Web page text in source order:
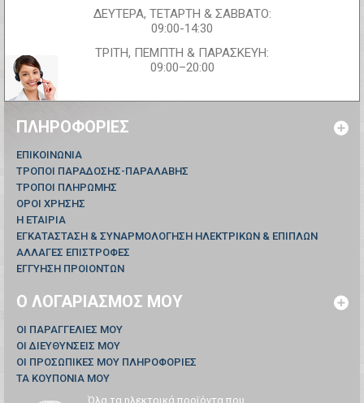
ΔΕΥΤΕΡΑ, ΤΕΤΑΡΤΗ & ΣΑΒΒΑΤΟ:
09:00-14:30
ΤΡΙΤΗ, ΠΕΜΠΤΗ & ΠΑΡΑΣΚΕΥΗ:
09:00–20:00
ΠΛΗΡΟΦΟΡΊΕΣ
ΕΠΙΚΟΙΝΩΝΊΑ
ΤΡΟΠΟΙ ΠΑΡΑΔΟΣΗΣ-ΠΑΡΑΛΑΒΗΣ
ΤΡΟΠΟΙ ΠΛΗΡΩΜΗΣ
ΟΡΟΙ ΧΡΗΣΗΣ
Η ΕΤΑΙΡΙΑ
ΕΓΚΑΤΑΣΤΑΣΗ & ΣΥΝΑΡΜΟΛΟΓΗΣΗ ΗΛΕΚΤΡΙΚΩΝ & ΕΠΙΠΛΩΝ
ΑΛΛΑΓΕΣ ΕΠΙΣΤΡΟΦΕΣ
ΕΓΓΥΗΣΗ ΠΡΟΙΟΝΤΩΝ
Ο ΛΟΓΑΡΙΑΣΜΌΣ ΜΟΥ
ΟΙ ΠΑΡΑΓΓΕΛΊΕΣ ΜΟΥ
ΟΙ ΔΙΕΥΘΎΝΣΕΙΣ ΜΟΥ
ΟΙ ΠΡΟΣΩΠΙΚΈΣ ΜΟΥ ΠΛΗΡΟΦΟΡΊΕΣ
ΤΑ ΚΟΥΠΌΝΙΑ ΜΟΥ
Όλα τα ηλεκτρικά προϊόντα που